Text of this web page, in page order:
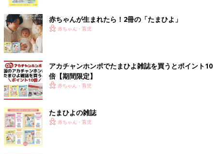
とを謝罪し、これからどうしたいか、娘の気持ちを聞きながら、
2人で話し合いました。
すると驚くことに、娘の意思を尊重して、おむつで寝たり、パン
ツに挑戦したり、ということを続けていると、何日もお漏らしを
しない日が続き、いつの間にかおむつを卒業していたのです。
スを与えてしまっていたことが、よりおむつ卒業から遠のく大き
な要因だったのだと実感し、本当に反省しました。
立ち上がるのが早い子もいればゆっくりな子もいる。言葉の発達
が早い子もいれば言葉にしないだけでじっくり頭の中で考えてい
る子もいる。おむつを取るタイミングも、一緒なんですね。
子どもの成長は本当に人それぞれ。今回のおむつ卒業までの出来
事は、私にとって大きな学びとなったのでした。
赤ちゃんが生まれたら！2冊の「たまひよ」
赤ちゃん・育児
アカチャンホンポでたまひよ雑誌を買うとポイント10
倍【期間限定】
赤ちゃん・育児
たまひよの雑誌
赤ちゃん・育児